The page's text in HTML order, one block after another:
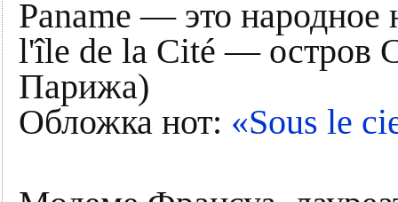
Paname — это народное
l'île de la Cité — остров
Парижа)
Обложка нот: «Sous le